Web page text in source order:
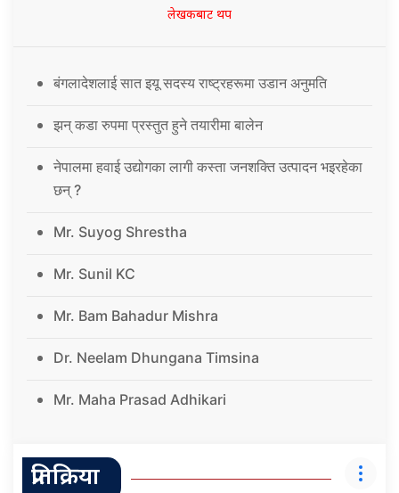
लेखकबाट थप
बंगलादेशलाई सात इयू सदस्य राष्ट्रहरूमा उडान अनुमति
झन् कडा रुपमा प्रस्तुत हुने तयारीमा बालेन
नेपालमा हवाई उद्योगका लागी कस्ता जनशक्ति उत्पादन भइरहेका
छन् ?
Mr. Suyog Shrestha
Mr. Sunil KC
Mr. Bam Bahadur Mishra
Dr. Neelam Dhungana Timsina
Mr. Maha Prasad Adhikari
प्रतिक्रिया